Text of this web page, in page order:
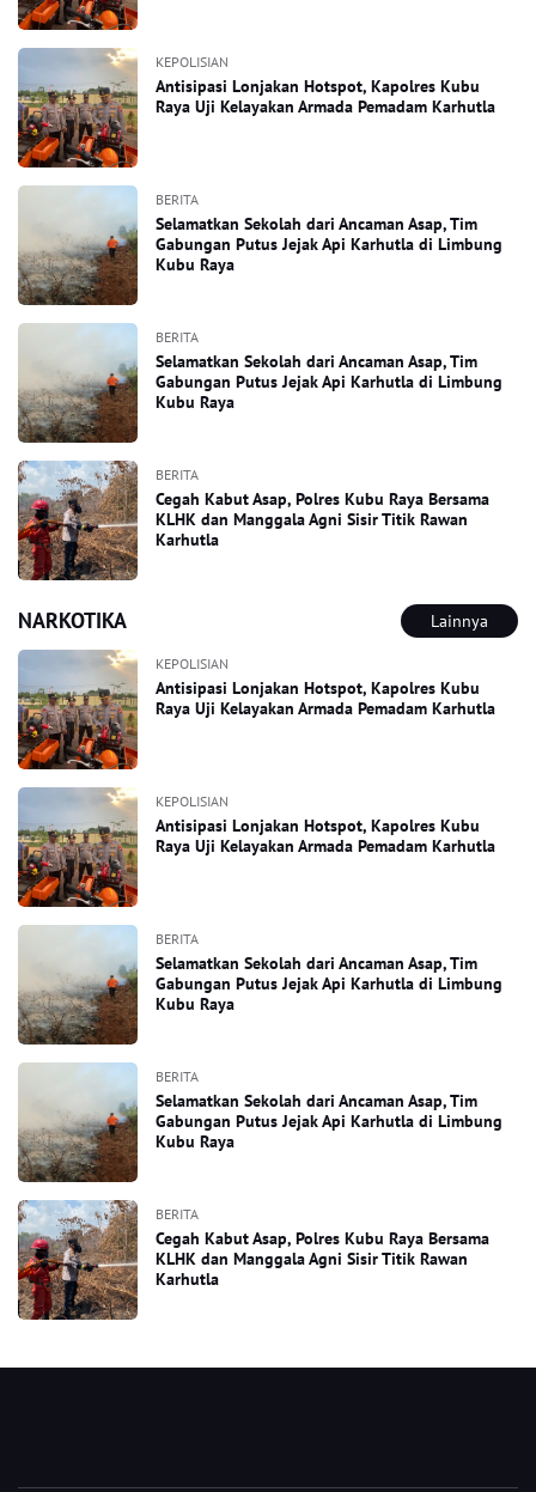
KEPOLISIAN
Antisipasi Lonjakan Hotspot, Kapolres Kubu
Raya Uji Kelayakan Armada Pemadam Karhutla
BERITA
Selamatkan Sekolah dari Ancaman Asap, Tim
Gabungan Putus Jejak Api Karhutla di Limbung
Kubu Raya
BERITA
Selamatkan Sekolah dari Ancaman Asap, Tim
Gabungan Putus Jejak Api Karhutla di Limbung
Kubu Raya
BERITA
Cegah Kabut Asap, Polres Kubu Raya Bersama
KLHK dan Manggala Agni Sisir Titik Rawan
Karhutla
NARKOTIKA Lainnya
KEPOLISIAN
Antisipasi Lonjakan Hotspot, Kapolres Kubu
Raya Uji Kelayakan Armada Pemadam Karhutla
KEPOLISIAN
Antisipasi Lonjakan Hotspot, Kapolres Kubu
Raya Uji Kelayakan Armada Pemadam Karhutla
BERITA
Selamatkan Sekolah dari Ancaman Asap, Tim
Gabungan Putus Jejak Api Karhutla di Limbung
Kubu Raya
BERITA
Selamatkan Sekolah dari Ancaman Asap, Tim
Gabungan Putus Jejak Api Karhutla di Limbung
Kubu Raya
BERITA
Cegah Kabut Asap, Polres Kubu Raya Bersama
KLHK dan Manggala Agni Sisir Titik Rawan
Karhutla